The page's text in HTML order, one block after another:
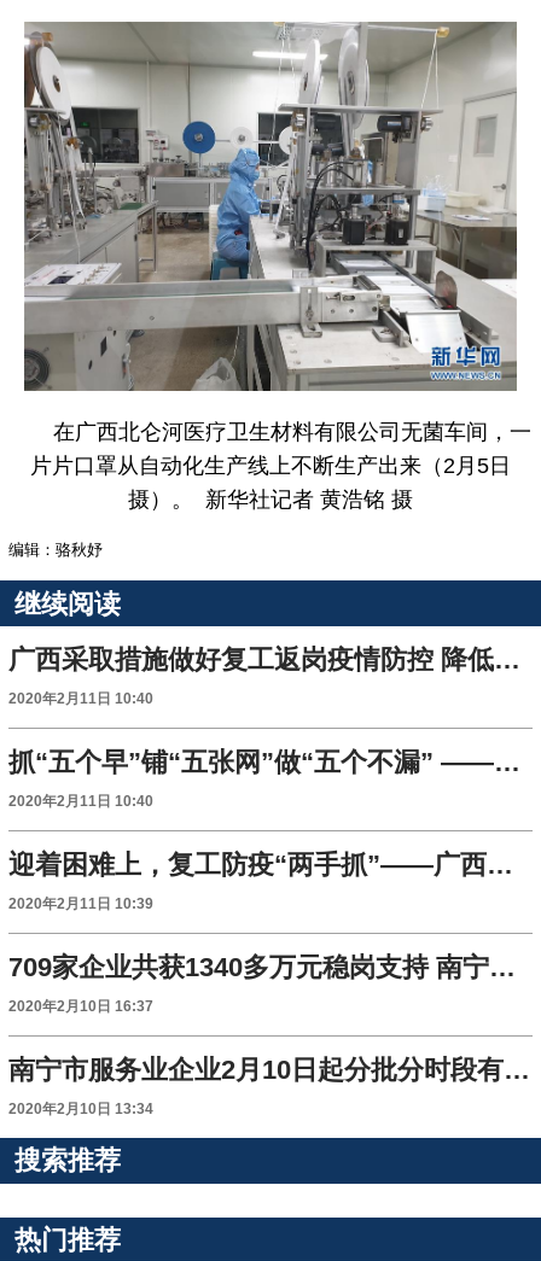
在广西北仑河医疗卫生材料有限公司无菌车间，一
片片口罩从自动化生产线上不断生产出来（2月5日
摄）。 新华社记者 黄浩铭 摄
编辑：骆秋妤
继续阅读
广西采取措施做好复工返岗疫情防控 降低人员密度减少开会
2020年2月11日 10:40
抓“五个早”铺“五张网”做“五个不漏” ——广西抗“疫”观察
2020年2月11日 10:40
迎着困难上，复工防疫“两手抓”——广西部分企业复工首日见闻
2020年2月11日 10:39
709家企业共获1340多万元稳岗支持 南宁率先落地支持中小企业稳岗返还政策
2020年2月10日 16:37
南宁市服务业企业2月10日起分批分时段有序复工
2020年2月10日 13:34
搜索推荐
热门推荐